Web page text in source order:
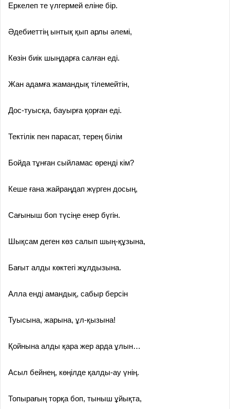
Еркелеп те үлгермей еліне бір.
Әдебиеттің ынтық қып арлы әлемі,
Көзін биік шыңдарға салған еді.
Жан адамға жамандық тілемейтін,
Дос-туысқа, бауырға қорған еді.
Тектілік пен парасат, терең білім
Бойда тұнған сыйламас өренді кім?
Кеше ғана жайраңдап жүрген досың,
Сағыныш боп түсіңе енер бүгін.
Шықсам деген көз салып шың-құзына,
Бағыт алды көктегі жұлдызына.
Алла енді амандық, сабыр берсін
Туысына, жарына, ұл-қызына!
Қойнына алды қара жер арда ұлын…
Асыл бейнең, көңілде қалды-ау үнің.
Топырағың торқа боп, тыныш ұйықта,